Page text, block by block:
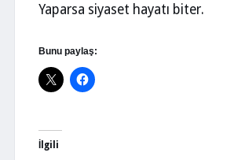
Yaparsa siyaset hayatı biter.
Bunu paylaş:
İlgili